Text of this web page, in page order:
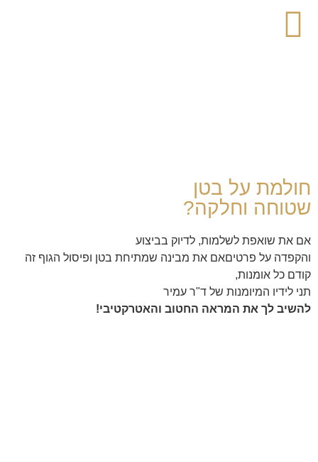
חולמת על בטן
שטוחה וחלקה?
אם את שואפת לשלמות, לדיוק בביצוע
והקפדה על פרטיםאם את מבינה שמתיחת בטן ופיסול הגוף זה
קודם כל אומנות,
תני לידיו המיומנות של ד"ר עמיר
להשיב לך את המראה החטוב והאטרקטיבי!